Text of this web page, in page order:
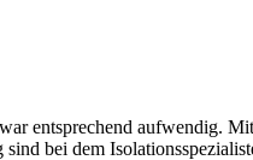
entsprechend aufwendig.
bei dem